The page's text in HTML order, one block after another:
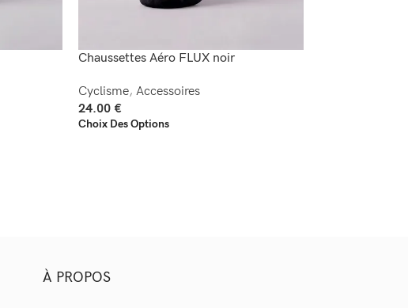
Chaussettes Aéro FLUX noir
Cyclisme, Accessoires
24.00 €
Choix Des Options
À PROPOS